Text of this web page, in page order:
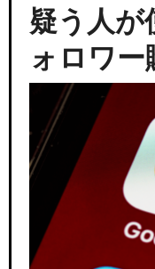
疑う人
ォロワ